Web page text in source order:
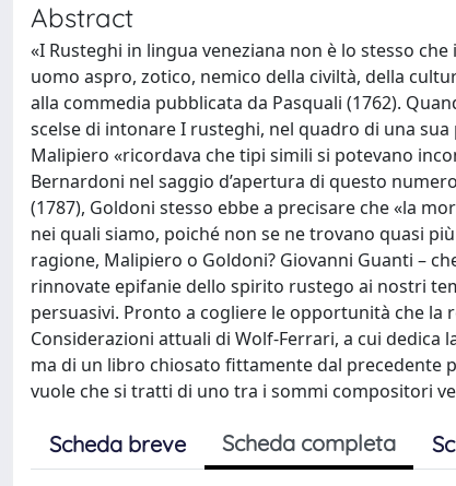
Abstract
«I Rusteghi in lingua veneziana non è lo stesso
uomo aspro, zotico, nemico della civiltà, della
alla commedia pubblicata da Pasquali (1762).
scelse di intonare I rusteghi, nel quadro di una
Malipiero «ricordava che tipi simili si potevano
Bernardoni nel saggio d’apertura di questo
(1787), Goldoni stesso ebbe a precisare che «la
nei quali siamo, poiché non se ne trovano quasi
ragione, Malipiero o Goldoni? Giovanni Guanti –
rinnovate epifanie dello spirito rustego ai nostri
persuasivi. Pronto a cogliere le opportunità che
Considerazioni attuali di Wolf-Ferrari, a cui dedica
ma di un libro chiosato fittamente dal precedente
vuole che si tratti di uno tra i sommi compositori
Scheda breve Scheda completa